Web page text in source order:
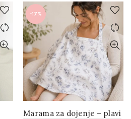
-17%
Marama za dojenje – plavi